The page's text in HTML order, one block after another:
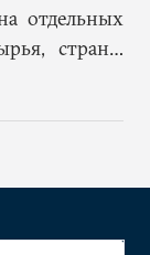
отдельных
страны
растущую